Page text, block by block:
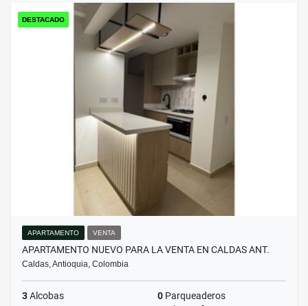
DESTACADO
APARTAMENTO VENTA
APARTAMENTO NUEVO PARA LA VENTA EN CALDAS ANT.
Caldas, Antioquia, Colombia
3Alcobas 0 Parqueaderos